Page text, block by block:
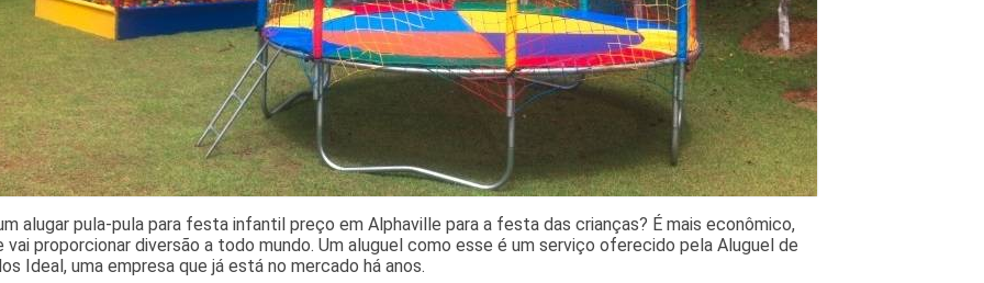
alugar pula-pula para festa infantil preço em Alphaville para a festa das crianças? É mais econômico,
vai proporcionar diversão a todo mundo. Um aluguel como esse é um serviço oferecido pela Aluguel de
Ideal, uma empresa que já está no mercado há anos.